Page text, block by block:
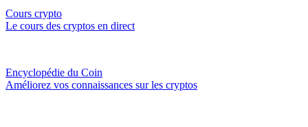
Cours crypto
Le cours des cryptos en direct
Encyclopédie du Coin
Améliorez vos connaissances sur les cryptos